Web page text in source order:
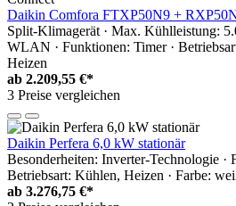
Daikin Comfora FTXP50N9 +
Split-Klimagerät · Max. Kühlleistung:
WLAN · Funktionen: Timer ·
Heizen
ab 2.209,55 €*
3 Preise vergleichen
Daikin Perfera 6,0 kW stationär
Besonderheiten: Inverter-Technologie ·
Betriebsart: Kühlen, Heizen · Farbe:
ab 3.276,75 €*